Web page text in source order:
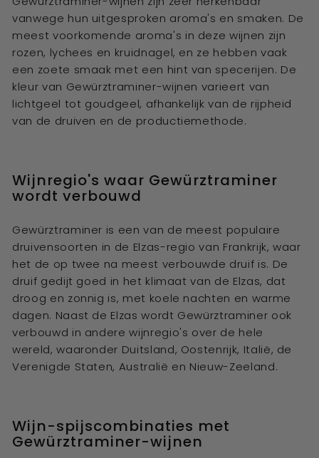
vanwege hun uitgesproken aroma's en smaken. De
meest voorkomende aroma's in deze wijnen zijn
rozen, lychees en kruidnagel, en ze hebben vaak
een zoete smaak met een hint van specerijen. De
kleur van Gewürztraminer-wijnen varieert van
lichtgeel tot goudgeel, afhankelijk van de rijpheid
van de druiven en de productiemethode.
Wijnregio's waar Gewürztraminer
wordt verbouwd
Gewürztraminer is een van de meest populaire
druivensoorten in de Elzas-regio van Frankrijk, waar
het de op twee na meest verbouwde druif is. De
druif gedijt goed in het klimaat van de Elzas, dat
droog en zonnig is, met koele nachten en warme
dagen. Naast de Elzas wordt Gewürztraminer ook
verbouwd in andere wijnregio's over de hele
wereld, waaronder Duitsland, Oostenrijk, Italië, de
Verenigde Staten, Australië en Nieuw-Zeeland.
Wijn-spijscombinaties met
Gewürztraminer-wijnen